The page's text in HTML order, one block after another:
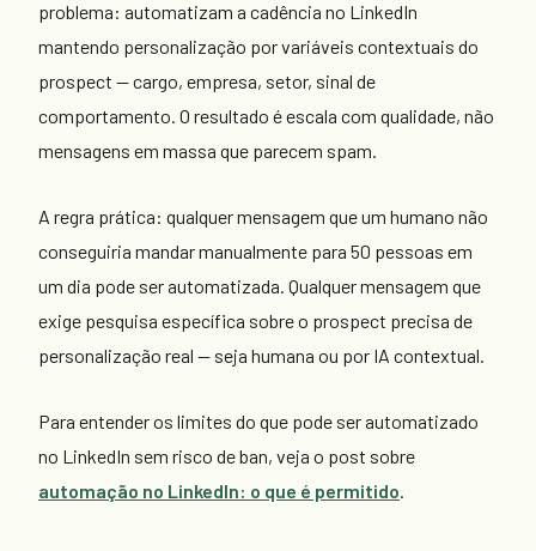
problema: automatizam a cadência no LinkedIn
mantendo personalização por variáveis contextuais do
prospect — cargo, empresa, setor, sinal de
comportamento. O resultado é escala com qualidade, não
mensagens em massa que parecem spam.
A regra prática: qualquer mensagem que um humano não
conseguiria mandar manualmente para 50 pessoas em
um dia pode ser automatizada. Qualquer mensagem que
exige pesquisa específica sobre o prospect precisa de
personalização real — seja humana ou por IA contextual.
Para entender os limites do que pode ser automatizado
no LinkedIn sem risco de ban, veja o post sobre
automação no LinkedIn: o que é permitido